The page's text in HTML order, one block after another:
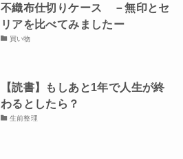
不織布仕切りケース －無印とセ
リアを比べてみましたー
買い物
【読書】もしあと1年で人生が終
わるとしたら？
生前整理